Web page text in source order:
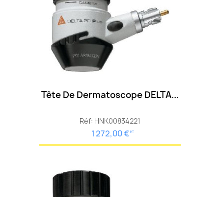
Tête De Dermatoscope DELTA...
Réf: HNK00834221
1 272,00 € HT